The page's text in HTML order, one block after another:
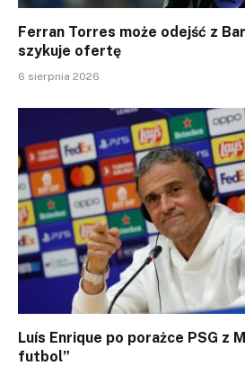
Ferran Torres może odejść z
szykuje ofertę
6 sierpnia 2026
Luís Enrique po porażce PSG z
futbol”